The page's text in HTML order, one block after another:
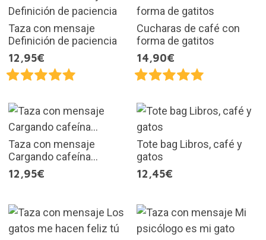
Taza con mensaje
Definición de paciencia
12,95€
Cucharas de café con
forma de gatitos
14,90€
Taza con mensaje
Cargando cafeína...
12,95€
Tote bag Libros, café y
gatos
12,45€